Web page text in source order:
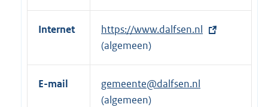
Internet
E
x
t
r
https://www.dalfsen.nl
(algemeen)
E-mail
gemeente@dalfsen.nl
(algemeen)